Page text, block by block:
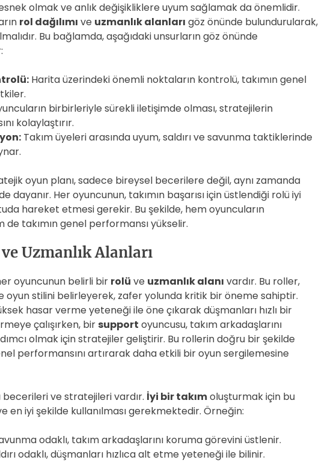
esnek olmak ve anlık değişikliklere uyum sağlamak da önemlidir.
rol dağılımı ve uzmanlık alanları göz önünde bulundurularak,
Bu bağlamda, aşağıdaki unsurların göz önünde
Harita üzerindeki önemli noktaların kontrolü, takımın genel
birbirleriyle sürekli iletişimde olması, stratejilerin
kolaylaştırır.
Takım üyeleri arasında uyum, saldırı ve savunma taktiklerinde
oyun planı, sadece bireysel becerilere değil, aynı zamanda
dayanır. Her oyuncunun, takımın başarısı için üstlendiği rolü iyi
hareket etmesi gerekir. Bu şekilde, hem oyuncuların
takımın genel performansı yükselir.
Uzmanlık Alanları
oyuncunun belirli bir rolü ve uzmanlık alanı vardır. Bu roller,
oyun stilini belirleyerek, zafer yolunda kritik bir öneme sahiptir.
hasar verme yeteneği ile öne çıkarak düşmanları hızlı bir
çalışırken, bir support oyuncusu, takım arkadaşlarını
olmak için stratejiler geliştirir. Bu rollerin doğru bir şekilde
performansını artırarak daha etkili bir oyun sergilemesine
ve stratejileri vardır. İyi bir takımoluşturmak için bu
en iyi şekilde kullanılması gerekmektedir. Örneğin:
odaklı, takım arkadaşlarını koruma görevini üstlenir.
odaklı, düşmanları hızlıca alt etme yeteneği ile bilinir.